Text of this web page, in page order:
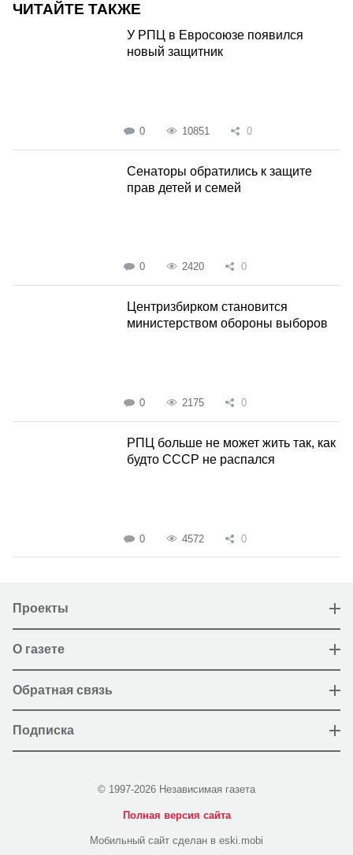
ЧИТАЙТЕ ТАКЖЕ
У РПЦ в Евросоюзе появился
новый защитник
0 10851 0
Сенаторы обратились к защите
прав детей и семей
0 2420 0
Центризбирком становится
министерством обороны выборов
0 2175 0
РПЦ больше не может жить так, как
будто СССР не распался
0 4572 0
Проекты
О газете
Обратная связь
Подписка
© 1997-2026 Независимая газета
Полная версия сайта
Мобильный сайт сделан в eski.mobi